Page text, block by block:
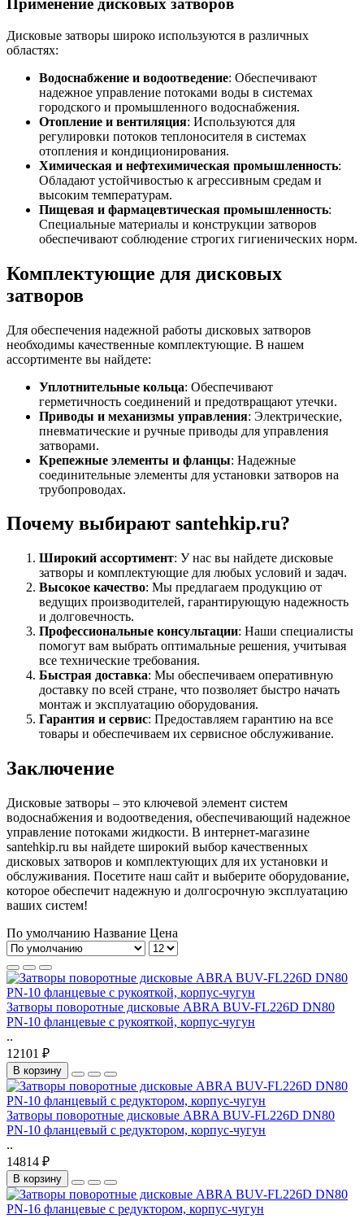
Применение дисковых затворов
Дисковые затворы широко используются в различных
областях:
Водоснабжение и водоотведение: Обеспечивают
надежное управление потоками воды в системах
городского и промышленного водоснабжения.
Отопление и вентиляция: Используются для
регулировки потоков теплоносителя в системах
отопления и кондиционирования.
Химическая и нефтехимическая промышленность:
Обладают устойчивостью к агрессивным средам и
высоким температурам.
Пищевая и фармацевтическая промышленность:
Специальные материалы и конструкции затворов
обеспечивают соблюдение строгих гигиенических норм.
Комплектующие для дисковых
затворов
Для обеспечения надежной работы дисковых затворов
необходимы качественные комплектующие. В нашем
ассортименте вы найдете:
Уплотнительные кольца: Обеспечивают
герметичность соединений и предотвращают утечки.
Приводы и механизмы управления: Электрические,
пневматические и ручные приводы для управления
затворами.
Крепежные элементы и фланцы: Надежные
соединительные элементы для установки затворов на
трубопроводах.
Почему выбирают santehkip.ru?
Широкий ассортимент: У нас вы найдете дисковые
затворы и комплектующие для любых условий и задач.
Высокое качество: Мы предлагаем продукцию от
ведущих производителей, гарантирующую надежность
и долговечность.
Профессиональные консультации: Наши специалисты
помогут вам выбрать оптимальные решения, учитывая
все технические требования.
Быстрая доставка: Мы обеспечиваем оперативную
доставку по всей стране, что позволяет быстро начать
монтаж и эксплуатацию оборудования.
Гарантия и сервис: Предоставляем гарантию на все
товары и обеспечиваем их сервисное обслуживание.
Заключение
Дисковые затворы – это ключевой элемент систем
водоснабжения и водоотведения, обеспечивающий надежное
управление потоками жидкости. В интернет-магазине
santehkip.ru вы найдете широкий выбор качественных
дисковых затворов и комплектующих для их установки и
обслуживания. Посетите наш сайт и выберите оборудование,
которое обеспечит надежную и долгосрочную эксплуатацию
ваших систем!
По умолчанию Название Цена
Затворы поворотные дисковые ABRA BUV-FL226D DN80
PN-10 фланцевые с рукояткой, корпус-чугун
..
12101 ₽
В корзину
Затворы поворотные дисковые ABRA BUV-FL226D DN80
PN-10 фланцевый с редуктором, корпус-чугун
..
14814 ₽
В корзину